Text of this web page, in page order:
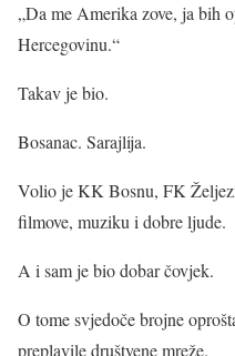
„Da me Amerika zove, ja bih
Hercegovinu.“
Takav je bio.
Bosanac. Sarajlija.
Volio je KK Bosnu, FK
filmove, muziku i dobre ljude.
A i sam je bio dobar čovjek.
O tome svjedoče brojne
preplavile društvene mreže.